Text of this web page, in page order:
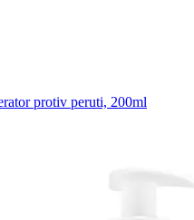
protiv peruti, 200ml